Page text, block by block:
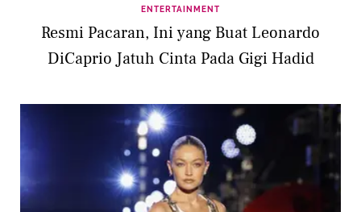
ENTERTAINMENT
Resmi Pacaran, Ini yang Buat Leonardo
DiCaprio Jatuh Cinta Pada Gigi Hadid